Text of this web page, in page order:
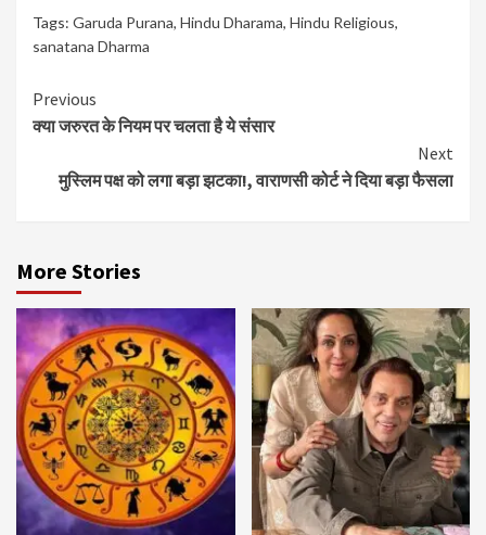
Tags: Garuda Purana, Hindu Dharama, Hindu Religious,
sanatana Dharma
Continue
Reading
Previous
क्या जरुरत के नियम पर चलता है ये संसार
Next
मुस्लिम पक्ष को लगा बड़ा झटका!, वाराणसी कोर्ट ने दिया बड़ा फैसला
More Stories